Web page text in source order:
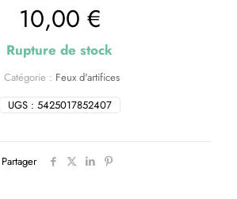
10,00 €
Rupture de stock
UGS : 5425017852407
Catégorie : Feux d'artifices
Partager